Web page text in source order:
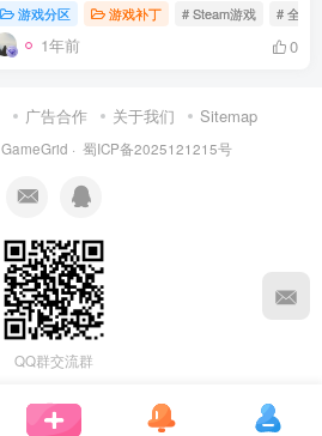
问题求助
869热度
关注
游戏分区 游戏补丁 # Steam游戏 # 全
1年前 0
广告合作 关于我们 Sitemap
GameGrid · 蜀ICP备2025121215号
QQ群交流群